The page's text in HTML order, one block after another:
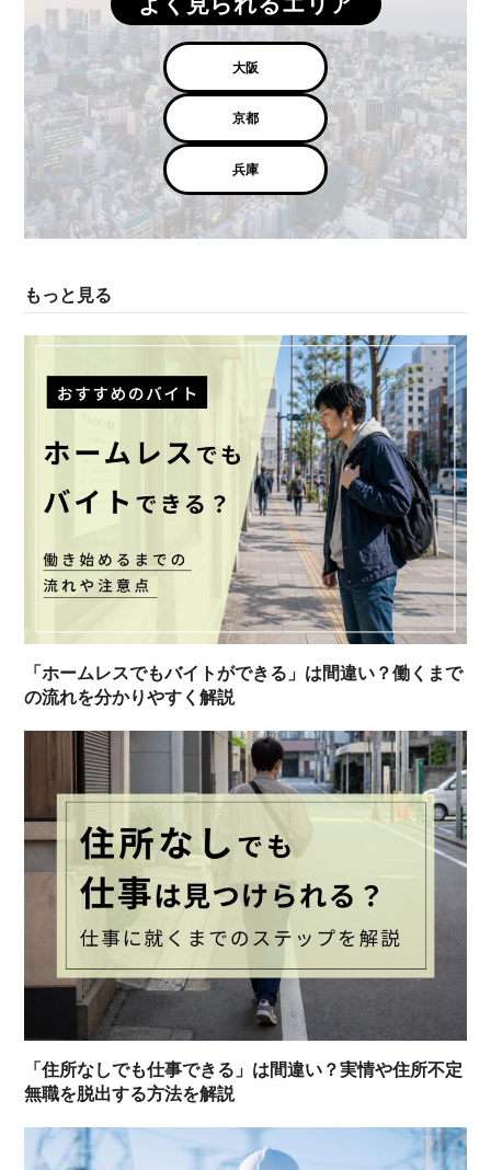
大阪
京都
兵庫
もっと見る
「ホームレスでもバイトができる」は間違い？働くまで
の流れを分かりやすく解説
「住所なしでも仕事できる」は間違い？実情や住所不定
無職を脱出する方法を解説